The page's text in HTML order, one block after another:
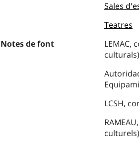
Sales
Teatres
Notes de font
LEMAC,
culturals)
LCSH,
culturels)